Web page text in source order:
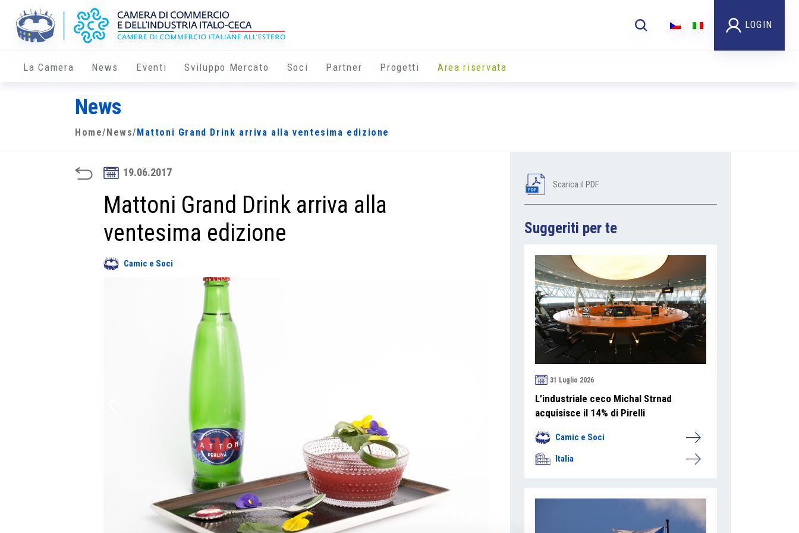
LOGIN
La Camera News Eventi Sviluppo Mercato Soci Partner Progetti Area riservata
News
Home/ News/ Mattoni Grand Drink arriva alla ventesima edizione
19.06.2017
Mattoni Grand Drink arriva alla
ventesima edizione
Camic e Soci
Scarica il PDF
Suggeriti per te
31 Luglio 2026
L’industriale ceco Michal Strnad
acquisisce il 14% di Pirelli
Camic e Soci
Italia